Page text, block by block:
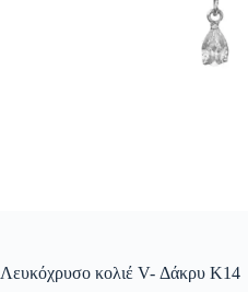
Λευκόχρυσο κολιέ V- Δάκρυ Κ14